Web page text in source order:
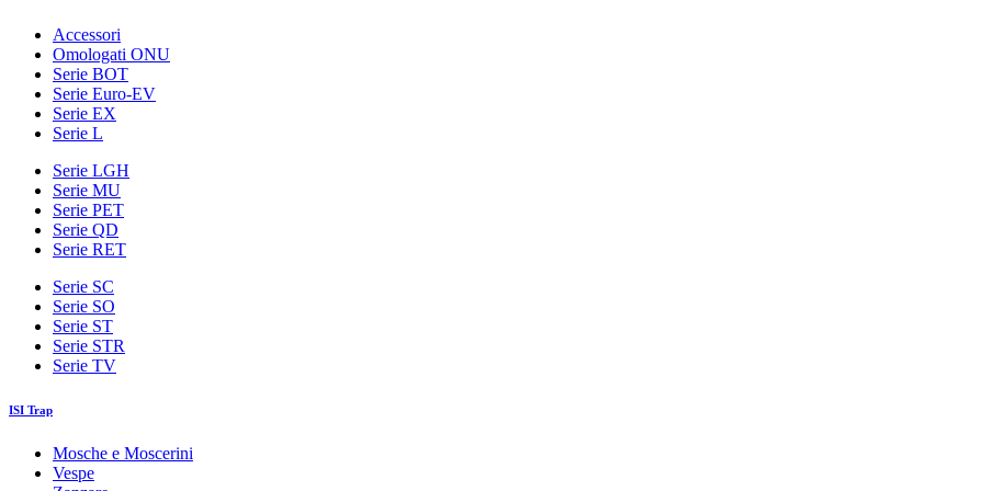
Accessori
Omologati ONU
Serie BOT
Serie Euro-EV
Serie EX
Serie L
Serie LGH
Serie MU
Serie PET
Serie QD
Serie RET
Serie SC
Serie SO
Serie ST
Serie STR
Serie TV
ISI Trap
Mosche e Moscerini
Vespe